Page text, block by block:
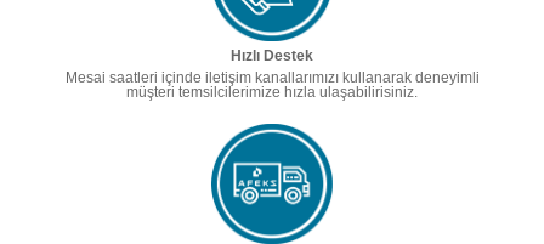
Hızlı Destek
Mesai saatleri içinde iletişim kanallarımızı kullanarak deneyimli
müşteri temsilcilerimize hızla ulaşabilirisiniz.